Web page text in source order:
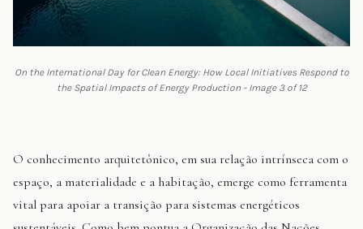
On the International Day for Clean Energy: How Local Initiatives Respond to
the Spatial Impacts of Energy Production - Image 3 of 12
O conhecimento arquitetônico, em sua relação intrínseca com o
espaço, a materialidade e a habitação, emerge como ferramenta
vital para apoiar a transição para sistemas energéticos